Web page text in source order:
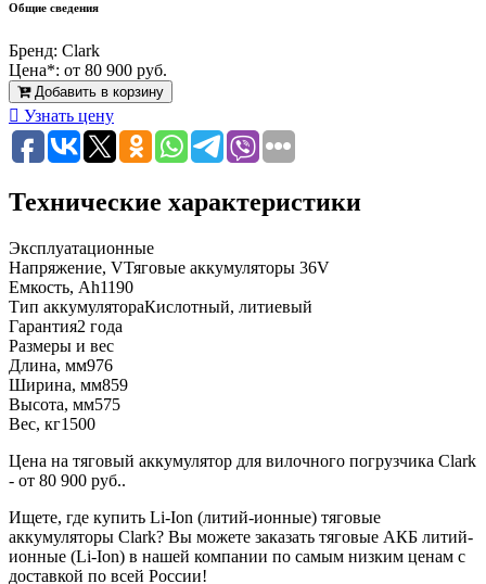
Общие сведения
Бренд: Clark
Цена*: от 80 900 руб.
Добавить в корзину
Узнать цену
Технические характеристики
Эксплуатационные
Напряжение, VТяговые аккумуляторы 36V
Емкость, Ah1190
Тип аккумулятораКислотный, литиевый
Гарантия2 года
Размеры и вес
Длина, мм976
Ширина, мм859
Высота, мм575
Вес, кг1500
Цена на тяговый аккумулятор для вилочного погрузчика Clark
- от 80 900 руб..
Ищете, где купить Li-Ion (литий-ионные) тяговые
аккумуляторы Clark? Вы можете заказать тяговые АКБ литий-
ионные (Li-Ion) в нашей компании по самым низким ценам с
доставкой по всей России!